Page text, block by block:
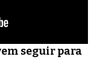
seguir para